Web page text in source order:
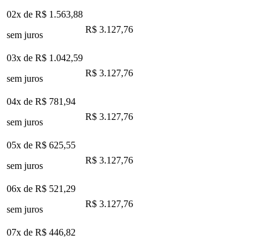
02x de R$ 1.563,88
sem juros
R$ 3.127,76
03x de R$ 1.042,59
sem juros
R$ 3.127,76
04x de R$ 781,94
sem juros
R$ 3.127,76
05x de R$ 625,55
sem juros
R$ 3.127,76
06x de R$ 521,29
sem juros
R$ 3.127,76
07x de R$ 446,82